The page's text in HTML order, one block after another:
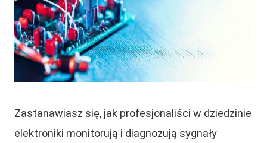
Zastanawiasz się, jak profesjonaliści w dziedzinie
elektroniki monitorują i diagnozują sygnały